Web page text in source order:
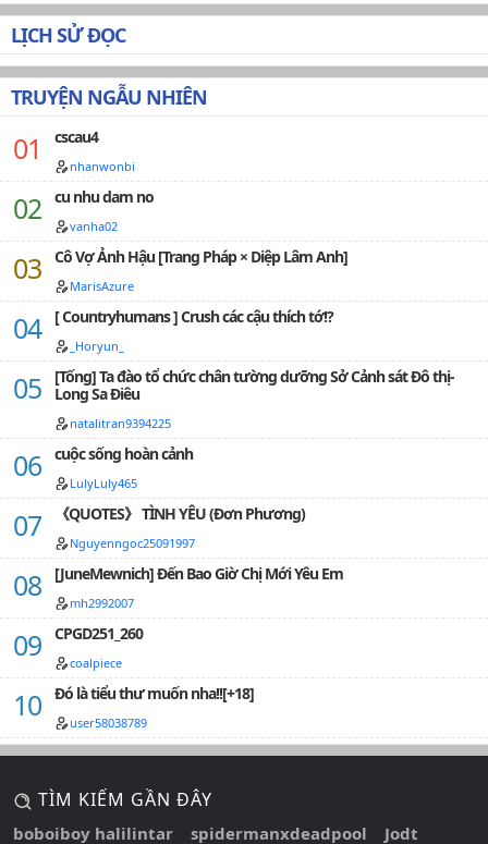
chương. Mình không chịu trách nhiệm cho những ai
biết mà vẫn cố tình đọc rồi ý kiến nha. Read at your
own risk.…
LỊCH SỬ ĐỌC
TRUYỆN NGẪU NHIÊN
cscau4
nhanwonbi
cu nhu dam no
vanha02
Cô Vợ Ảnh Hậu [Trang Pháp × Diệp Lâm Anh]
MarisAzure
[ Countryhumans ] Crush các cậu thích tớ!?
_Horyun_
[Tống] Ta đào tổ chức chân tường dưỡng Sở Cảnh sát Đô thị-
Long Sa Điêu
natalitran9394225
cuộc sống hoàn cảnh
LulyLuly465
《QUOTES》 TÌNH YÊU (Đơn Phương)
Nguyenngoc25091997
[JuneMewnich] Đến Bao Giờ Chị Mới Yêu Em
mh2992007
CPGD251_260
coalpiece
Đó là tiểu thư muốn nha!![+18]
user58038789
TÌM KIẾM GẦN ĐÂY
boboiboy halilintar spidermanxdeadpool Jodt